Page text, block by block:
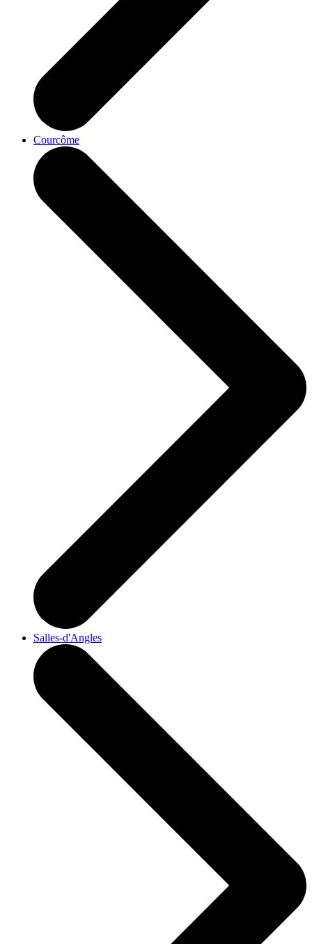
Courcôme
Salles-d'Angles